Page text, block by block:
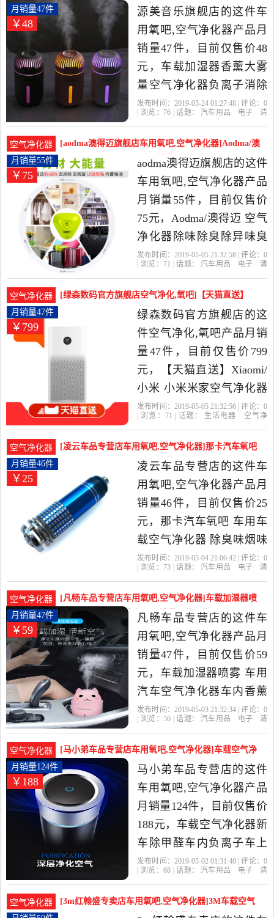
品,电子,清洗,改装当中性价
比很高的车用氧吧,空气净
化器，由广东 深圳发货。
薰大雾量空气净化器负离子月销量47件仅售48元
￥48
月销量47件
源美音乐旗舰店的这件车
用氧吧,空气净化器产品月
销量47件，目前仅售价48
元，车载加湿器香薰大雾
量空气净化器负离子消除
异味汽车室内迷你氧吧是
选汽车用品,电子,清洗,改装
当中性价比很高的车用氧
吧,空气净化器，由广东 深
圳发货。
发布时间：2019-05-24 01:27:48 | 评论： 0
| 浏览： 76 | 话题： 汽车用品 电子
清
空气净化器
[aodma澳得迈旗舰店车用氧吧,空气净化器]Aodma/澳
得迈 空气净化器除味除月销量55件仅售75元
￥75
月销量55件
aodma澳得迈旗舰店的这件
车用氧吧,空气净化器产品
月销量55件，目前仅售价
75元，Aodma/澳得迈 空气
净化器除味除臭除异味臭
氧充电保鲜冰箱除味宝是
精选汽车用品,电子,清洗,改
装当中性价比很高的车用
氧吧,空气净化器，由广东
深圳发货。
发布时间：2019-05-05 21:32:58 | 评论： 0
| 浏览： 71 | 话题： 汽车用品 电子
清
味
杀菌
空气净化器
[绿森数码官方旗舰店空气净化,氧吧]【天猫直送】
Xiaomi/小米 小米月销量47件仅售799元
￥799
月销量47件
绿森数码官方旗舰店的这
件空气净化,氧吧产品月销
量47件，目前仅售价799
元，【天猫直送】Xiaomi/
小米 小米米家空气净化器
2S智能氧吧除甲醛是2019
选生活电器当中性价比很
高的空气净化,氧吧，由上
海发货。
发布时间：2019-05-05 21:32:56 | 评论： 0
| 浏览： 71 | 话题： 生活电器
空气净
空气净化器
[凌云车品专营店车用氧吧,空气净化器]那卡汽车氧吧
车用车载空气净化器 除月销量46件仅售25元
￥25
月销量46件
凌云车品专营店的这件车
用氧吧,空气净化器产品月
销量46件，目前仅售价25
元，那卡汽车氧吧 车用车
载空气净化器 除臭味烟味
异味是2019年凌云车品专
洗,改装当中性价比很高的
车用氧吧,空气净化器，由
浙江 绍兴发货。
发布时间：2019-05-04 21:06:42 | 评论： 0
| 浏览： 73 | 话题： 汽车用品 电子
清
空气净化器
[凡畅车品专营店车用氧吧,空气净化器]车载加湿器喷
雾 车用 汽车空气净化器月销量47件仅售59元
￥59
月销量47件
凡畅车品专营店的这件车
用氧吧,空气净化器产品月
销量47件，目前仅售价59
元，车载加湿器喷雾 车用
汽车空气净化器车内香薰
消除异味迷你氧吧是2019
车用品,电子,清洗,改装当中
性价比很高的车用氧吧,空
气净化器，由浙江 金华发
货。
发布时间：2019-05-03 21:32:34 | 评论： 0
| 浏览：56 | 话题： 汽车用品 电子
清
空气净化器
[马小弟车品专营店车用氧吧,空气净化器]车载空气净
化器新车除甲醛车内负离子车月销量124件仅售188元
￥188
月销量124件
马小弟车品专营店的这件
车用氧吧,空气净化器产品
月销量124件，目前仅售价
188元，车载空气净化器新
车除甲醛车内负离子车上
消除异味去烟味汽车用品
店精选汽车用品,电子,清洗,
发布时间：2019-05-02 01:31:40 | 评论： 0
| 浏览：68 | 话题： 汽车用品 电子
清
空气净化器
[3m红翰盛专卖店车用氧吧,空气净化器]3M车载空气